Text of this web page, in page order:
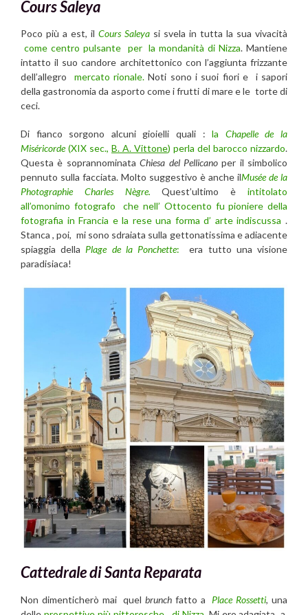
Cours Saleya
Poco più a est, il Cours Saleya si svela in tutta la sua vivacità
come centro pulsante per la mondanità di Nizza. Mantiene
intatto il suo candore architettonico con l’aggiunta frizzante
dell’allegro
mercato rionale. Noti sono i suoi fiori e i sapori
della gastronomia da asporto come i frutti di mare e le torte di
ceci.
Di fianco sorgono alcuni gioielli quali :la Chapelle de la
Miséricorde(XIX sec., B. A. Vittone) perla del barocco nizzardo.
Questa è soprannominataChiesa del Pellicanoper il simbolico
pennuto sulla facciata. Molto suggestivo è anche ilMusée de la
Photographie Charles Nègre. Quest’ultimo èintitolato
all’omonimo fotografo che nell’ Ottocento fu pioniere della
fotografia in Francia e la rese una forma d’ arte indiscussa .
Stanca , poi, mi sono sdraiata sulla gettonatissima e adiacente
spiaggia della Plage de la Ponchette: era tutto una visione
paradisiaca!
Cattedrale di Santa Reparata
Non dimenticherò mai quelbrunch fatto a Place Rossetti, una